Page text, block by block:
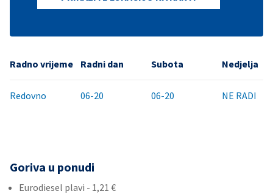
Radno vrijeme Radni dan Subota Nedjelja
Redovno 06-20 06-20 NE RADI
Goriva u ponudi
Eurodiesel plavi - 1,21 €